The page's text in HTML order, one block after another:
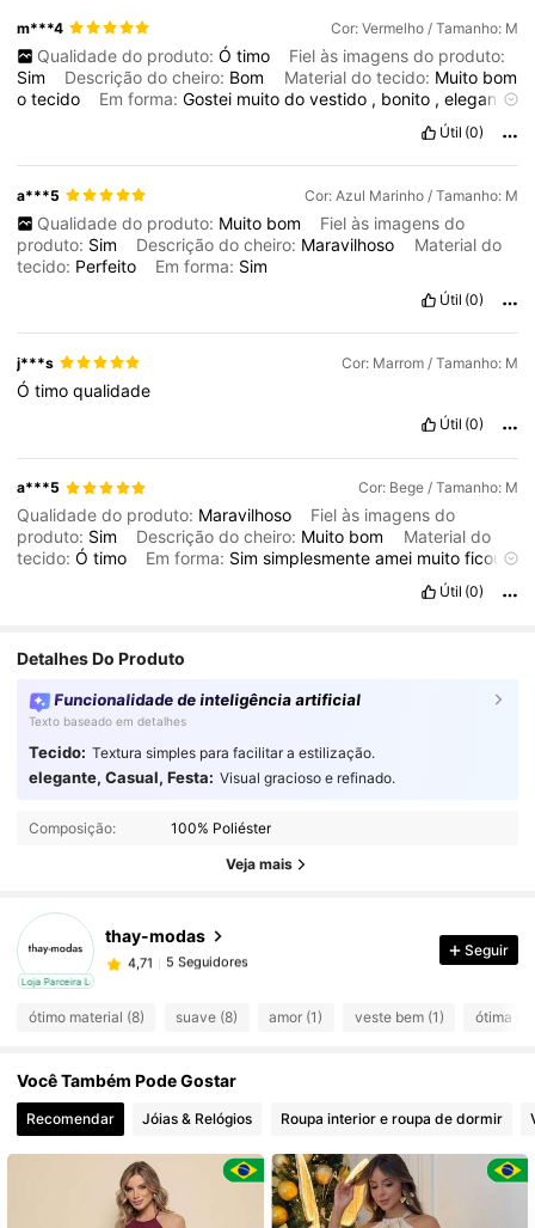
m***4 Cor: Vermelho / Tamanho: M
Qualidade do produto: Ó timo
Fiel às imagens do produto:
Sim
Descrição do cheiro: Bom Material do tecido: Muito bom
otecido Em forma:Gostei muitodovestido , bonito ,elegante
Útil (0)
a***5 Cor: Azul Marinho / Tamanho: M
Qualidade do produto: Muito bom
Fiel às imagens do
produto: Sim Descrição do cheiro: Maravilhoso
Material do
tecido: Perfeito Em forma: Sim
Útil (0)
j***s Cor: Marrom / Tamanho: M
Ótimoqualidade
Útil (0)
a***5 Cor: Bege / Tamanho: M
Qualidade do produto: Maravilhoso
Fiel às imagens do
produto: Sim Descrição do cheiro: Muito bom
Material do
tecido:Ótimo Em forma: Simsimplesmenteamei muitoficou
Útil (0)
Detalhes Do Produto
Funcionalidade de inteligência artificial
Texto baseado em detalhes
Tecido: Textura simples para facilitar a estilização.
elegante, Casual, Festa: Visual gracioso e refinado.
Composição: 100% Poliéster
Veja mais
Loja Parceira Local
thay-modas
5 Seguidores
5 Seguidores
4,71
5 Seguidores
r***0 seguido1 dia atrás
Seguir
ótimo material (8) suave (8) amor (1) veste bem (1) ótima
Você Também Pode Gostar
Recomendar Jóias & Relógios Roupa interior e roupa de dormir